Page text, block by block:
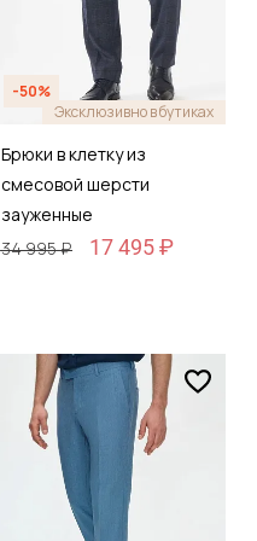
-50%
Эксклюзивно в бутиках
Брюки в клетку из
смесовой шерсти
зауженные
34 995 ₽
17 495 ₽